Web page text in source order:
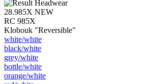
28.985X NEW
RC 985X
Klobouk "Reversible"
white/​white
black/​white
grey/​white
bottle/​white
orange/​white